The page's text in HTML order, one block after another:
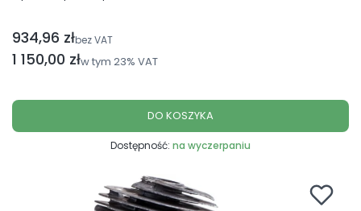
Cena brutto
1 150,00 złw tym 23% VAT
Cena netto
934,96 złbez VAT
DO KOSZYKA
Dostępność: na wyczerpaniu